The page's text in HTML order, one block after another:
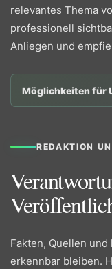
relevantes Thema
professionell
Anliegen und
Möglichkeiten für
REDAKTION
Fakten, Quellen
erkennbar bleiben.